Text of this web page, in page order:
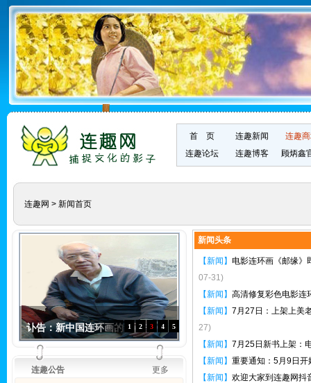
首 页 连趣新闻
连趣
连趣论坛
连趣博客 顾炳鑫
连趣网 >新闻首页
讣告：新中国连环画的“保护
1 2 3 4 5
连趣公告 更多
新闻头条
【新闻】 电影连环画《邮缘》
07-31)
【新闻】 高清修复彩色电影连
【新闻】 7月27日：上架上美
27)
【新闻】 7月25日新书上架：
【新闻】 重要通知：5月9日
【新闻】 欢迎大家到连趣网抖